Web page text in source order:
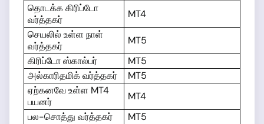
தொடக்க கிரிப்டோ
வர்த்தகர்
MT4
செயலில் உள்ள நாள்
வர்த்தகர்
MT5
கிரிப்டோ ஸ்கால்பர்
MT5
அல்காரிதமிக் வர்த்தகர்
MT5
ஏற்கனவே உள்ள MT4
பயனர்
MT4
பல-சொத்து வர்த்தகர்
MT5